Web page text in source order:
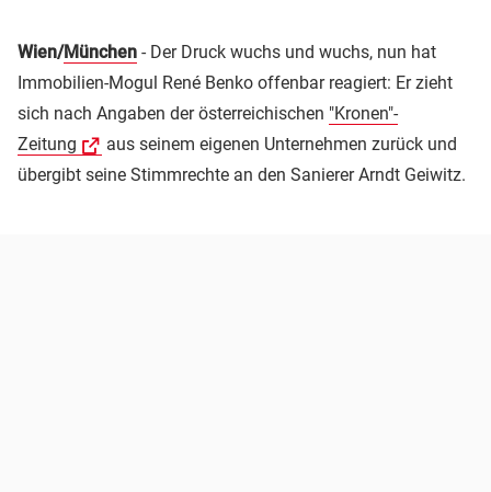
Wien/München - Der Druck wuchs und wuchs, nun hat
Immobilien-Mogul René Benko offenbar reagiert: Er zieht
sich nach Angaben der österreichischen "Kronen"-
Zeitung
aus seinem eigenen Unternehmen zurück und
übergibt seine Stimmrechte an den Sanierer Arndt Geiwitz.